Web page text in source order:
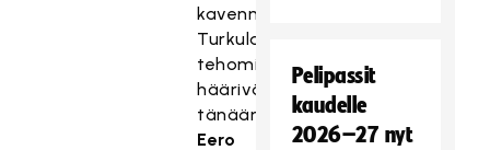
kavennusta.
Turkulaisten
tehomiehinä
häärivät
tänään
Eero
Pelipassit
kaudelle
2026–27 nyt